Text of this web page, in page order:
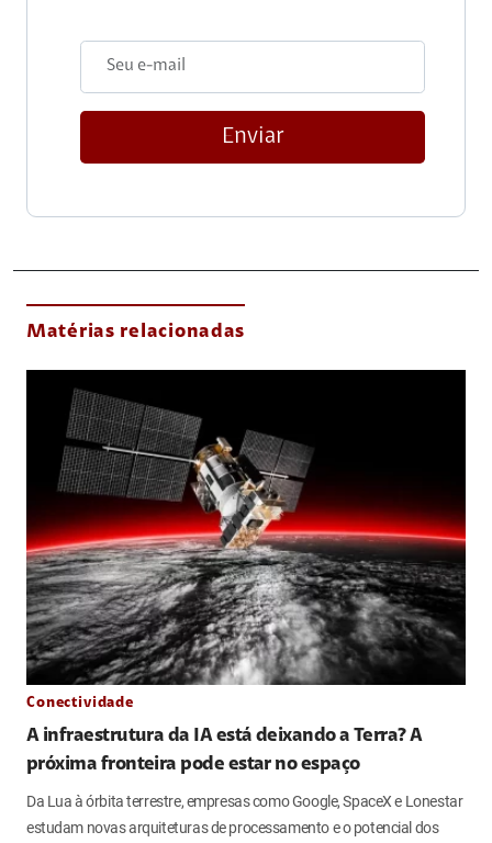
Enviar
Matérias relacionadas
Conectividade
A infraestrutura da IA está deixando a Terra? A
próxima fronteira pode estar no espaço
Da Lua à órbita terrestre, empresas como Google, SpaceX e Lonestar
estudam novas arquiteturas de processamento e o potencial dos